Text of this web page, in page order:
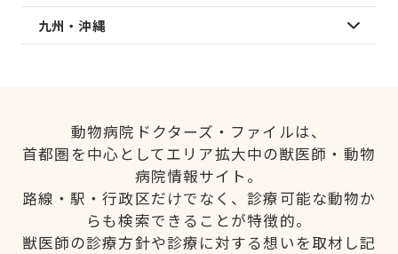
九州・沖縄
動物病院ドクターズ・ファイルは、
首都圏を中心としてエリア拡大中の獣医師・動物
病院情報サイト。
路線・駅・行政区だけでなく、診療可能な動物か
らも検索できることが特徴的。
獣医師の診療方針や診療に対する想いを取材し記